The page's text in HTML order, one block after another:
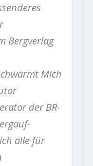
Bergverlag
Mich
der BR-
alle für